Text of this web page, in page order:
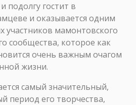
подолгу гостит в
и оказывается одним
участников мамонтовского
сообщества, которое как
очень важным очагом
жизни.
самый значительный,
период его творчества,